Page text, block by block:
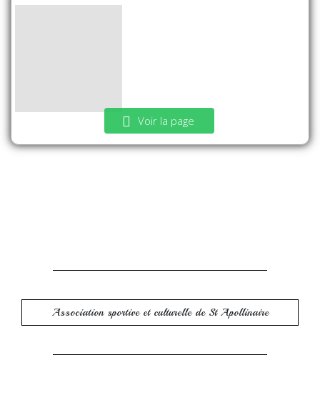
Voir la page
Association sportive et culturelle de St Apollinaire